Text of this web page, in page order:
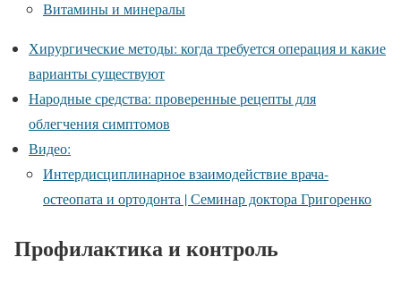
Витамины и минералы
Хирургические методы: когда требуется операция и какие
варианты существуют
Народные средства: проверенные рецепты для
облегчения симптомов
Видео:
Интердисциплинарное взаимодействие врача-
остеопата и ортодонта | Семинар доктора Григоренко
Профилактика и контроль